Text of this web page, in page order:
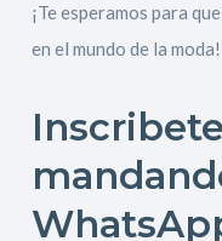
¡Te esperamos para
en el mundo de la moda!